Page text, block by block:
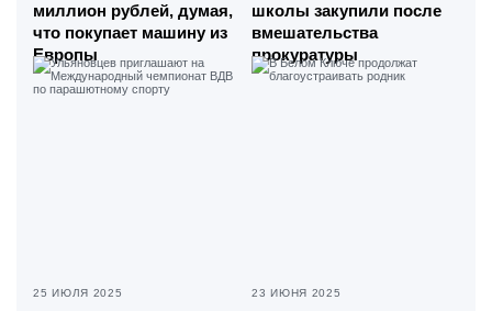
миллион рублей, думая,
что покупает машину из
Европы
школы закупили после
вмешательства
прокуратуры
25 ИЮЛЯ 2025 23 ИЮНЯ 2025